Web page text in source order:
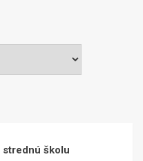
strednú školu